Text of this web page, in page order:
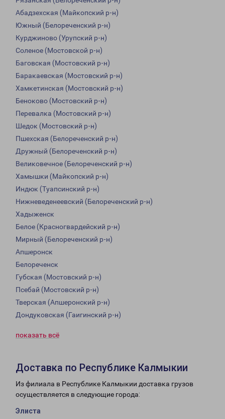
Абадзехская (Майкопский р-н)
Южный (Белореченский р-н)
Курджиново (Урупский р-н)
Соленое (Мостовской р-н)
Баговская (Мостовский р-н)
Баракаевская (Мостовский р-н)
Хамкетинская (Мостовский р-н)
Беноково (Мостовский р-н)
Перевалка (Мостовский р-н)
Шедок (Мостовский р-н)
Пшехская (Белореченский р-н)
Дружный (Белореченский р-н)
Великовечное (Белореченский р-н)
Хамышки (Майкопский р-н)
Индюк (Туапсинский р-н)
Нижневеденеевский (Белореченский р-н)
Хадыженск
Белое (Красногвардейский р-н)
Мирный (Белореченский р-н)
Апшеронск
Белореченск
Губская (Мостовский р-н)
Псебай (Мостовский р-н)
Тверская (Апшеронский р-н)
Дондуковская (Гаигинский р-н)
показать всё
Доставка по Республике Калмыкии
Из филиала в Республике Калмыкии доставка грузов
осуществляется в следующие города:
Элиста